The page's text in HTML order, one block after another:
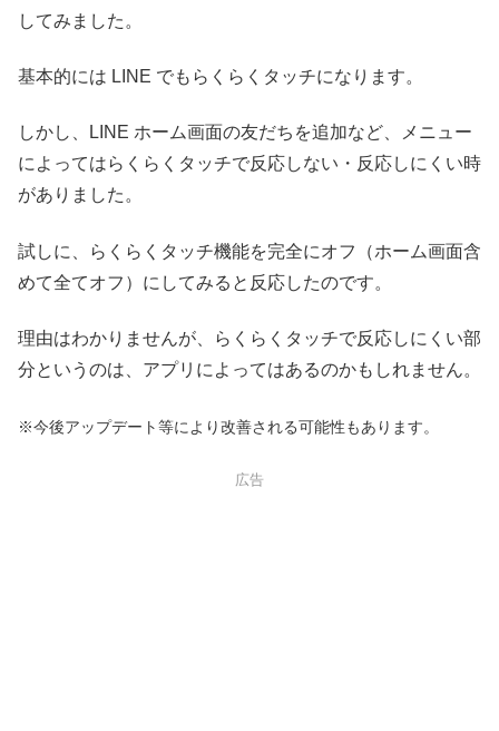
してみました。
基本的には LINE でもらくらくタッチになります。
しかし、LINE ホーム画面の友だちを追加など、メニュー
によってはらくらくタッチで反応しない・反応しにくい時
がありました。
試しに、らくらくタッチ機能を完全にオフ（ホーム画面含
めて全てオフ）にしてみると反応したのです。
理由はわかりませんが、らくらくタッチで反応しにくい部
分というのは、アプリによってはあるのかもしれません。
※今後アップデート等により改善される可能性もあります。
広告